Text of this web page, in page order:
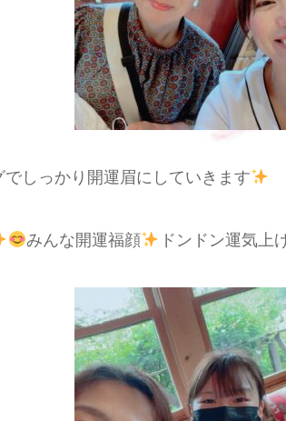
しっかり開運眉にしていきます
みんな開運福顔 ドンドン運気上